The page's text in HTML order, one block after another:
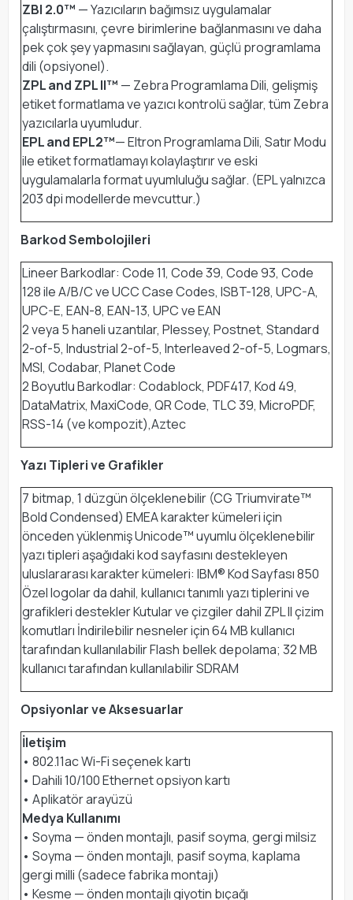
ZBI 2.0™ — Yazıcıların bağımsız uygulamalar
çalıştırmasını, çevre birimlerine bağlanmasını ve daha
pek çok şey yapmasını sağlayan, güçlü programlama
dili (opsiyonel).
ZPL and ZPL II™ — Zebra Programlama Dili, gelişmiş
etiket formatlama ve yazıcı kontrolü sağlar, tüm Zebra
yazıcılarla uyumludur.
EPL and EPL2™— Eltron Programlama Dili, Satır Modu
ile etiket formatlamayı kolaylaştırır ve eski
uygulamalarla format uyumluluğu sağlar. (EPL yalnızca
203 dpi modellerde mevcuttur.)
Barkod Sembolojileri
Lineer Barkodlar: Code 11, Code 39, Code 93, Code
128 ile A/B/C ve UCC Case Codes, ISBT-128, UPC-A,
UPC-E, EAN-8, EAN-13, UPC ve EAN
2 veya 5 haneli uzantılar, Plessey, Postnet, Standard
2-of-5, Industrial 2-of-5, Interleaved 2-of-5, Logmars,
MSI, Codabar, Planet Code
2 Boyutlu Barkodlar: Codablock, PDF417, Kod 49,
DataMatrix, MaxiCode, QR Code, TLC 39, MicroPDF,
RSS-14 (ve kompozit),Aztec
Yazı Tipleri ve Grafikler
7 bitmap, 1 düzgün ölçeklenebilir (CG Triumvirate™
Bold Condensed) EMEA karakter kümeleri için
önceden yüklenmiş Unicode™ uyumlu ölçeklenebilir
yazı tipleri aşağıdaki kod sayfasını destekleyen
uluslararası karakter kümeleri: IBM® Kod Sayfası 850
Özel logolar da dahil, kullanıcı tanımlı yazı tiplerini ve
grafikleri destekler Kutular ve çizgiler dahil ZPL II çizim
komutları İndirilebilir nesneler için 64 MB kullanıcı
tarafından kullanılabilir Flash bellek depolama; 32 MB
kullanıcı tarafından kullanılabilir SDRAM
Opsiyonlar ve Aksesuarlar
İletişim
• 802.11ac Wi-Fi seçenek kartı
• Dahili 10/100 Ethernet opsiyon kartı
• Aplikatör arayüzü
Medya Kullanımı
• Soyma — önden montajlı, pasif soyma, gergi milsiz
• Soyma — önden montajlı, pasif soyma, kaplama
gergi milli (sadece fabrika montajı)
• Kesme — önden montajlı giyotin bıçağı